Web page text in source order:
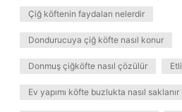
Çiğ köftenin faydaları nelerdir
Dondurucuya çiğ köfte nasıl konur
Donmuş çiğköfte nasıl çözülür
Ev yapımı köfte buzlukta nasıl saklanır